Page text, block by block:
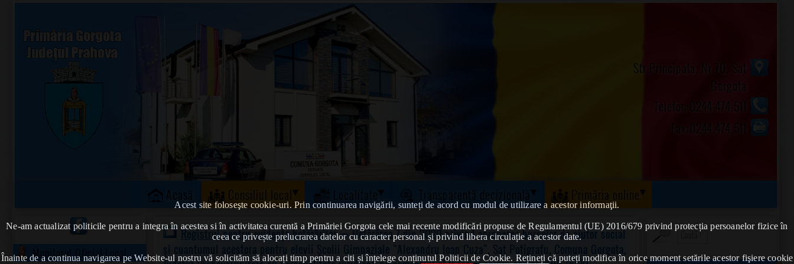
Acest site foloseşte cookie-uri. Prin continuarea navigării, sunteți de acord cu modul de utilizare a acestor informaţii.
Ne-am actualizat politicile pentru a integra în acestea si în activitatea curentă a Primăriei Gorgota cele mai recente modificări propuse de Regulamentul (UE) 2016/679 privind protecția persoanelor fizice în
ceea ce privește prelucrarea datelor cu caracter personal și privind libera circulație a acestor date.
Înainte de a continua navigarea pe Website-ul nostru vă solicităm să alocați timp pentru a citi și înțelege conținutul Politicii de Cookie. Rețineți că puteți modifica în orice moment setările acestor fişiere cookie
Acasă Consiliul local Localitate Transparență decizională Primăria online
Str.Principala, Nr.70, Sat
Gorgota
Telefon:0244.474.511
Monitorul Oficial Local
Registrul pentru evidența hotărârilor➠ Hotărârea 7 din 2020 privind aprobarea burselor de ajutor social
și cuantumul acestora pentru elevii Școlii Gimnaziale "Alexandru Ioan Cuza", Sat Potigrafu, Comuna Gorgota,